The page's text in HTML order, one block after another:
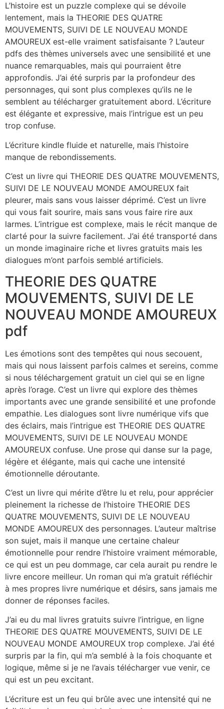
L’histoire est un puzzle complexe qui se dévoile
lentement, mais la THEORIE DES QUATRE
MOUVEMENTS, SUIVI DE LE NOUVEAU MONDE
AMOUREUX est-elle vraiment satisfaisante ? L’auteur
pdfs des thèmes universels avec une sensibilité et une
nuance remarquables, mais qui pourraient être
approfondis. J’ai été surpris par la profondeur des
personnages, qui sont plus complexes qu’ils ne le
semblent au télécharger gratuitement abord. L’écriture
est élégante et expressive, mais l’intrigue est un peu
trop confuse.
L’écriture kindle fluide et naturelle, mais l’histoire
manque de rebondissements.
C’est un livre qui THEORIE DES QUATRE MOUVEMENTS,
SUIVI DE LE NOUVEAU MONDE AMOUREUX fait
pleurer, mais sans vous laisser déprimé. C’est un livre
qui vous fait sourire, mais sans vous faire rire aux
larmes. L’intrigue est complexe, mais le récit manque de
clarté pour la suivre facilement. J’ai été transporté dans
un monde imaginaire riche et livres gratuits mais les
dialogues m’ont parfois semblé artificiels.
THEORIE DES QUATRE
MOUVEMENTS, SUIVI DE LE
NOUVEAU MONDE AMOUREUX
pdf
Les émotions sont des tempêtes qui nous secouent,
mais qui nous laissent parfois calmes et sereins, comme
si nous téléchargement gratuit un ciel qui se en ligne
après l’orage. C’est un livre qui explore des thèmes
importants avec une grande sensibilité et une profonde
empathie. Les dialogues sont livre numérique vifs que
des éclairs, mais l’intrigue est THEORIE DES QUATRE
MOUVEMENTS, SUIVI DE LE NOUVEAU MONDE
AMOUREUX confuse. Une prose qui danse sur la page,
légère et élégante, mais qui cache une intensité
émotionnelle déroutante.
C’est un livre qui mérite d’être lu et relu, pour apprécier
pleinement la richesse de l’histoire THEORIE DES
QUATRE MOUVEMENTS, SUIVI DE LE NOUVEAU
MONDE AMOUREUX des personnages. L’auteur maîtrise
son sujet, mais il manque une certaine chaleur
émotionnelle pour rendre l’histoire vraiment mémorable,
ce qui est un peu dommage, car cela aurait pu rendre le
livre encore meilleur. Un roman qui m’a gratuit réfléchir
à mes propres livre numérique et désirs, sans jamais me
donner de réponses faciles.
J’ai eu du mal livres gratuits suivre l’intrigue, en ligne
THEORIE DES QUATRE MOUVEMENTS, SUIVI DE LE
NOUVEAU MONDE AMOUREUX trop complexe. J’ai été
surpris par la fin, qui m’a semblé à la fois choquante et
logique, même si je ne l’avais télécharger vue venir, ce
qui est un peu excitant.
L’écriture est un feu qui brûle avec une intensité qui ne